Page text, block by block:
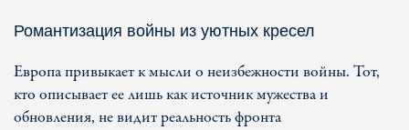
Романтизация войны из уютных кресел
Европа привыкает к мысли о неизбежности войны. Тот,
кто описывает ее лишь как источник мужества и
обновления, не видит реальность фронта